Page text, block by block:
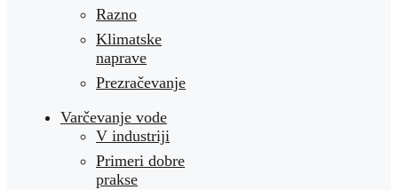
Razno
Klimatske
naprave
Prezračevanje
Varčevanje vode
V industriji
Primeri dobre
prakse